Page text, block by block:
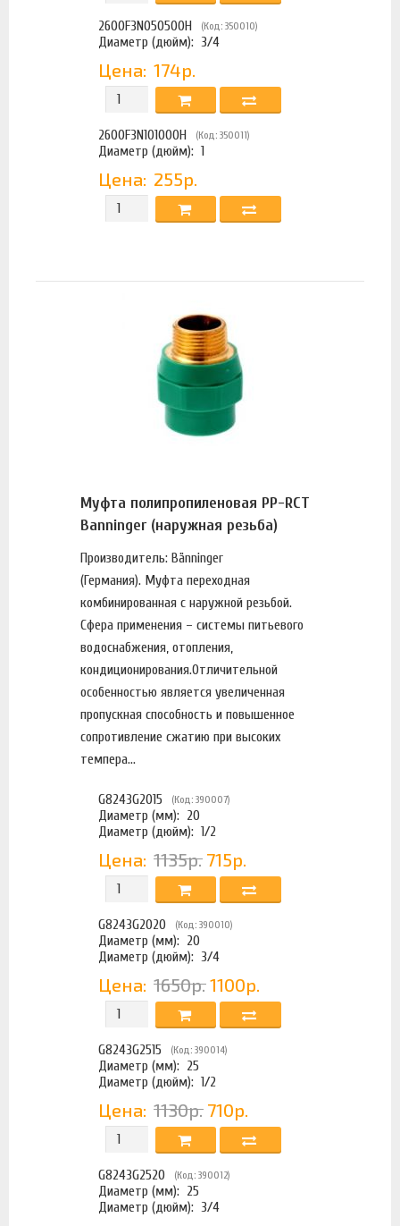
2600F3N050500H (Код: 350010)
Диаметр (дюйм): 3/4
Цена:174р.
2600F3N101000H (Код: 350011)
Диаметр (дюйм):1
Цена: 255р.
Муфта полипропиленовая PP-RCT
Banninger (наружная резьба)
Производитель: Bänninger
(Германия). Муфта переходная
комбинированная с наружной резьбой.
Сфера применения – системы питьевого
водоснабжения, отопления,
кондиционирования.Отличительной
особенностью является увеличенная
пропускная способность и повышенное
сопротивление сжатию при высоких
темпера...
G8243G2015 (Код: 390007)
Диаметр (мм): 20
Диаметр (дюйм):1/2
Цена:1135р. 715р.
G8243G2020 (Код: 390010)
Диаметр (мм): 20
Диаметр (дюйм): 3/4
Цена:1650р. 1100р.
G8243G2515 (Код: 390014)
Диаметр (мм): 25
Диаметр (дюйм):1/2
Цена:1130р. 710р.
G8243G2520 (Код: 390012)
Диаметр (мм): 25
Диаметр (дюйм): 3/4